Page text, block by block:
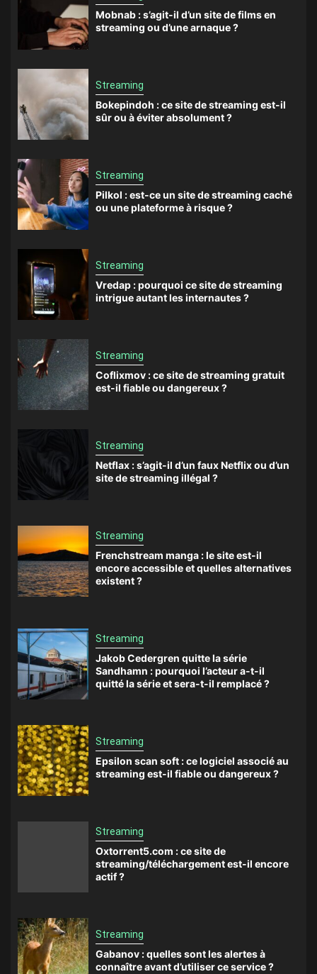
Mobnab : s’agit-il d’un site de films en
streaming ou d’une arnaque ?
Streaming
Bokepindoh : ce site de streaming est-il
sûr ou à éviter absolument ?
Streaming
Pilkol : est-ce un site de streaming caché
ou une plateforme à risque ?
Streaming
Vredap : pourquoi ce site de streaming
intrigue autant les internautes ?
Streaming
Coflixmov : ce site de streaming gratuit
est-il fiable ou dangereux ?
Streaming
Netflax : s’agit-il d’un faux Netflix ou d’un
site de streaming illégal ?
Streaming
Frenchstream manga : le site est-il
encore accessible et quelles alternatives
existent ?
Streaming
Jakob Cedergren quitte la série
Sandhamn : pourquoi l’acteur a-t-il
quitté la série et sera-t-il remplacé ?
Streaming
Epsilon scan soft : ce logiciel associé au
streaming est-il fiable ou dangereux ?
Streaming
Oxtorrent5.com : ce site de
streaming/téléchargement est-il encore
actif ?
Streaming
Gabanov : quelles sont les alertes à
connaître avant d’utiliser ce service ?